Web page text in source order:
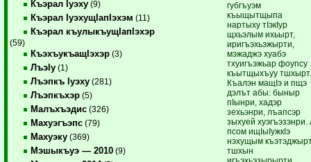
Къэрал Iуэху (9)
Къэрал IуэхущIапIэхэм (11)
Къэрал къулыкъущIапIэхэр
(59)
КъэхъукъащIэхэр (3)
ЛъэIу (1)
Лъэпкъ Iуэху (281)
Лъэпкъхэр (5)
Малъхъэдис (326)
Махуэгъэпс (79)
Махуэку (369)
Мэшыкъуэ — 2010 (9)
губгъуэм
къыщытщыпа
нартыху тIэкIур
щхьэлым ихьырт,
иригъэхьэжырти,
мэжаджэ хуабэ
тхуигъэжьар фоупсу
къытщыхъуу
Къалэн мащIэ и пщэ
дэлът абы: быныр
пIынри, хадэр
зехьэнри, лъапсэр
зыхуей хуэгъэзэнри.
псом ищIыIужкIэ
нэхущым
тшхын